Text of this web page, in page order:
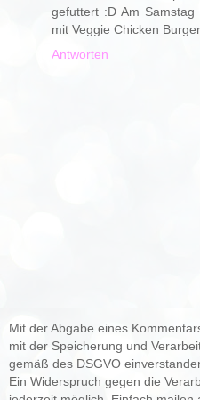
gefuttert :D Am
mit Veggie Chicken
Antworten
Mit der Abgabe eines
mit der Speicherung und
gemäß des DSGVO
Ein Widerspruch gegen die